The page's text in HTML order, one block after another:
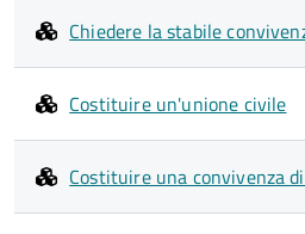
Chiedere la stabile
Costituire un'unione civile
Costituire una convivenza